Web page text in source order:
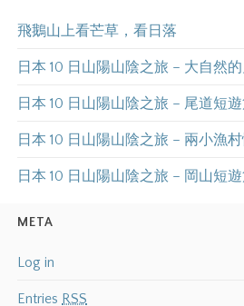
飛鵝山上看芒草，看日落
日本 10 日山陽山陰之旅 – 大自然
日本 10 日山陽山陰之旅 – 尾道短
日本 10 日山陽山陰之旅 – 兩小漁
日本 10 日山陽山陰之旅 – 岡山短
META
Log in
Entries RSS